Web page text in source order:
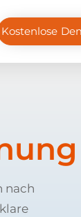
Kostenlose
nach